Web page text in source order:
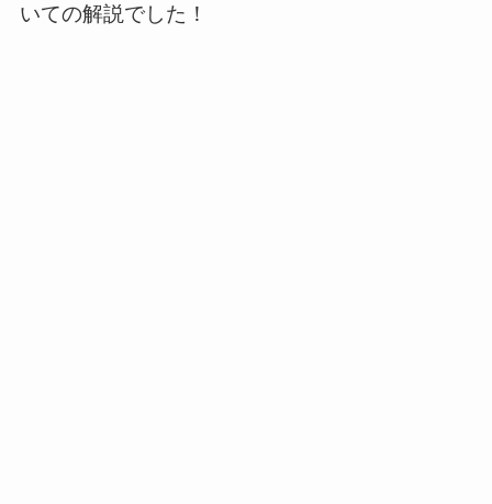
いての解説でした！